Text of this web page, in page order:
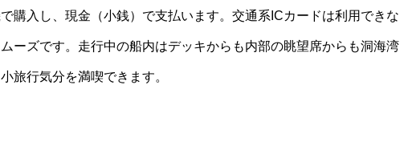
購入し、現金（小銭）で支払います。交通系ICカードは利用できな
ーズです。走行中の船内はデッキからも内部の眺望席からも洞海湾
旅行気分を満喫できます。